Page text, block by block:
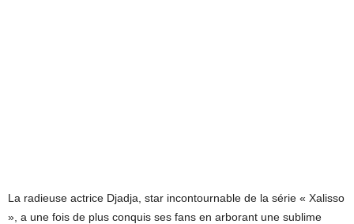
La radieuse actrice Djadja, star incontournable de la série « Xalisso
», a une fois de plus conquis ses fans en arborant une sublime